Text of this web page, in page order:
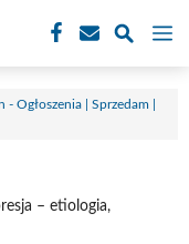
- Ogłoszenia | Sprzedam |
– etiologia,